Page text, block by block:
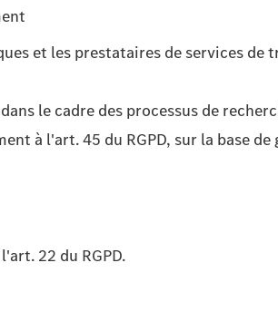
et les prestataires de services de
le cadre des processus de
à l'art. 45 du RGPD, sur la base
22 du RGPD.